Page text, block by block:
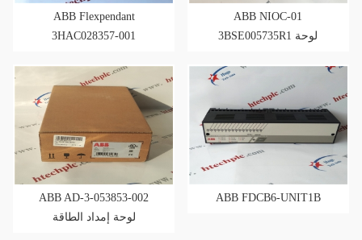
ABB Flexpendant
3HAC028357-001
ABB NIOC-01
3BSE005735R1 لوحة
ABB AD-3-053853-002
لوحة إمداد الطاقة
ABB FDCB6-UNIT1B